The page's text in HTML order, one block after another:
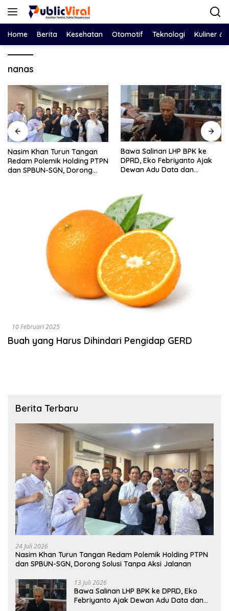
Langsung
Home Berita Kesehatan Otomotif Teknologi Kuliner &
nanas
Nasim Khan Turun Tangan
Redam Polemik Holding PTPN
dan SPBUN-SGN, Dorong
Bawa Salinan LHP BPK ke
DPRD, Eko Febriyanto Ajak
Dewan Adu Data dan
10 Februari 2025
Buah yang Harus Dihindari Pengidap GERD
Berita Terbaru
24 Juli 2026
Nasim Khan Turun Tangan Redam Polemik Holding PTPN
dan SPBUN-SGN, Dorong Solusi Tanpa Aksi Jalanan
13 Juli 2026
Bawa Salinan LHP BPK ke DPRD, Eko
Febriyanto Ajak Dewan Adu Data dan